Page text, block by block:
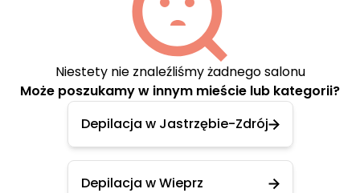
Niestety nie znaleźliśmy żadnego salonu
Może poszukamy w innym mieście lub kategorii?
Depilacja w Jastrzębie-Zdrój
Depilacja w Wieprz